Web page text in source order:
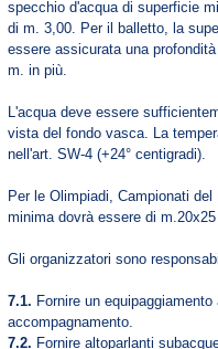
specchio d'acqua di superficie
di m. 3,00. Per il balletto, la
essere assicurata una
m. in più.
L'acqua deve essere
vista del fondo vasca. La
nell'art. SW-4 (+24° centigradi).
Per le Olimpiadi, Campionati
minima dovrà essere di
Gli organizzatori sono
7.1. Fornire un
accompagnamento.
7.2. Fornire altoparlanti